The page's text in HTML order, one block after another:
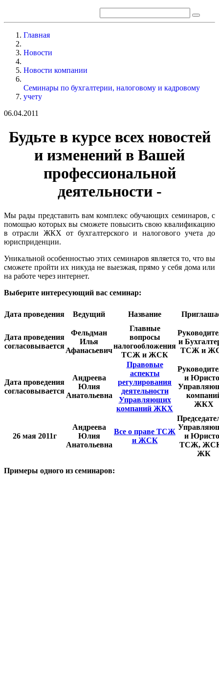
Главная
Новости
Новости компании
Семинары по бухгалтерии, налоговому и кадровому
учету
06.04.2011
Будьте в курсе всех новостей
и изменений в Вашей
профессиональной
деятельности -
Мы рады представить вам комплекс обучающих семинаров, с
помощью которых вы сможете повысить свою квалификацию
в отрасли ЖКХ от бухгалтерского и налогового учета до
юрисприденции.
Уникальной особенностью этих семинаров является то, что вы
сможете пройти их никуда не выезжая, прямо у себя дома или
на работе через интернет.
Выберите интересующий вас семинар:
Дата проведения Ведущий Название
Дата проведения
согласовывается
Фельдман
Илья
Афанасьевич
Главные
вопросы
налогообложения
ТСЖ и ЖСК
и
ТСЖ и
Дата проведения
согласовывается
Андреева
Юлия
Анатольевна
Правовые
аспекты
регулирования
деятельности
Управляющих
компаний ЖКХ
и
ЖКХ
26 мая 2011г
Андреева
Юлия
Анатольевна
Все о праве ТСЖ
и ЖСК
и
ТСЖ,
ЖК
Примеры одного из семинаров: